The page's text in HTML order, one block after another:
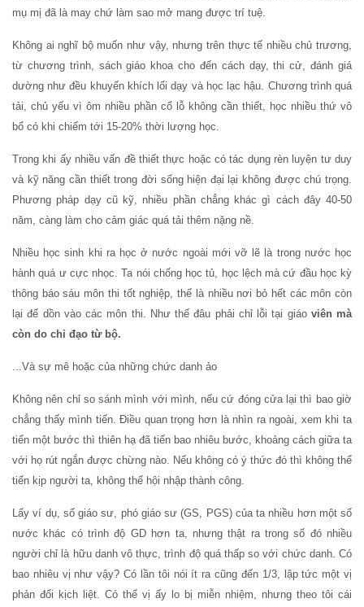
mụ mị đã là may chứ làm sao mở mang được trí tuệ.
Không ai nghĩ bộ muốn như vậy, nhưng trên thực tế nhiều chủ trương,
từ chương trình, sách giáo khoa cho đến cách dạy, thi cử, đánh giá
dường như đều khuyến khích lối dạy và học lạc hậu. Chương trình quá
tải, chủ yếu vì ôm nhiều phần cổ lỗ không cần thiết, học nhiều thứ vô
bổ có khi chiếm tới 15-20% thời lượng học.
Trong khi ấy nhiều vấn đề thiết thực hoặc có tác dụng rèn luyện tư duy
và kỹ năng cần thiết trong đời sống hiện đại lại không được chú trọng.
Phương pháp dạy cũ kỹ, nhiều phần chẳng khác gì cách đây 40-50
năm, càng làm cho cảm giác quá tải thêm nặng nề.
Nhiều học sinh khi ra học ở nước ngoài mới vỡ lẽ là trong nước học
hành quá ư cực nhọc. Ta nói chống học tủ, học lệch mà cứ đầu học kỳ
thông báo sáu môn thi tốt nghiệp, thế là nhiều nơi bỏ hết các môn còn
lại để dồn vào các môn thi. Như thế đâu phải chỉ lỗi tại giáo viên mà
còn do chỉ đạo từ bộ.
...Và sự mê hoặc của những chức danh ảo
Không nên chỉ so sánh mình với mình, nếu cứ đóng cửa lại thì bao giờ
chẳng thấy mình tiến. Điều quan trọng hơn là nhìn ra ngoài, xem khi ta
tiến một bước thì thiên hạ đã tiến bao nhiêu bước, khoảng cách giữa ta
với họ rút ngắn được chừng nào. Nếu không có ý thức đó thì không thể
tiến kịp người ta, không thể hội nhập thành công.
Lấy ví dụ, số giáo sư, phó giáo sư (GS, PGS) của ta nhiều hơn một số
nước khác có trình độ GD hơn ta, nhưng thật ra trong số đó nhiều
người chỉ là hữu danh vô thực, trình độ quá thấp so với chức danh. Có
bao nhiêu vị như vậy? Có lần tôi nói ít ra cũng đến 1/3, lập tức một vị
phản đối kịch liệt. Có thể vị ấy lo bị miễn nhiệm, nhưng theo tôi cái